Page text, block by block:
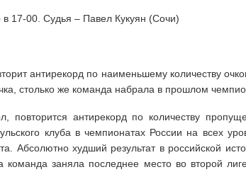
17-00. Судья – Павел Кукуян (Сочи)
антирекорд по наименьшему количеству
столько же команда набрала в прошлом
повторится антирекорд по количеству
клуба в чемпионатах России на всех
Абсолютно худший результат в российской
команда заняла последнее место во второй